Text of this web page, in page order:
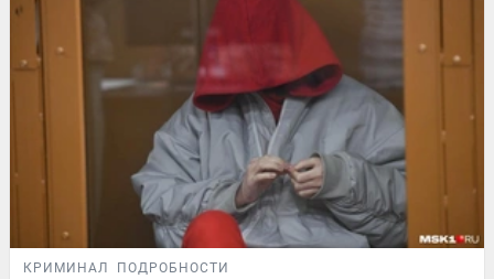
КРИМИНАЛ ПОДРОБНОСТИ